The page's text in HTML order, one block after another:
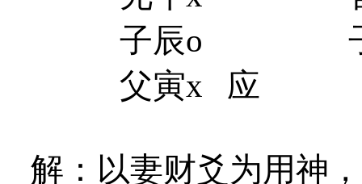
子辰o
父寅x 应
解：以妻财爻为用神